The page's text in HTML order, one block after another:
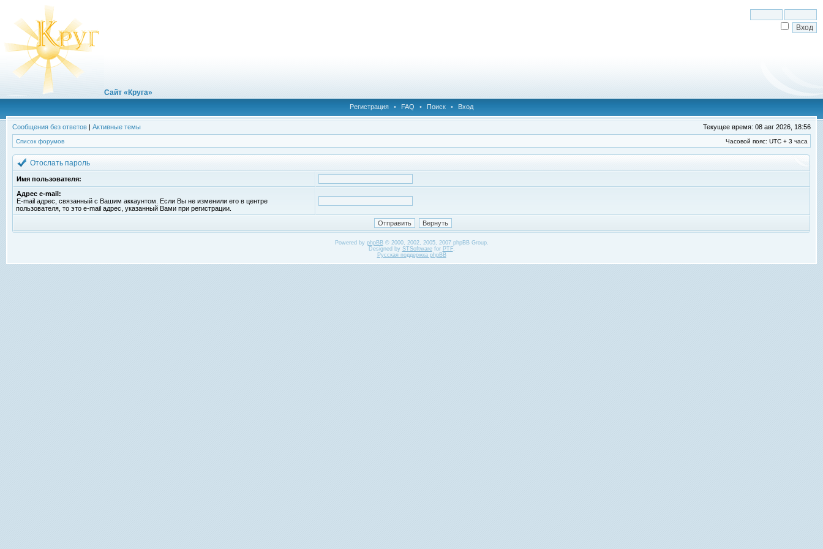
Сайт «Круга»
Регистрация • FAQ • Поиск • Вход
Сообщения без ответов | Активные темы Текущее время: 08 авг 2026, 18:56
Список форумов Часовой пояс: UTC + 3 часа
Отослать пароль
Имя пользователя:
Адрес e-mail:
E-mail адрес, связанный с Вашим аккаунтом. Если Вы не изменили его в центре
пользователя, то это e-mail адрес, указанный Вами при регистрации.
Powered by phpBB© 2000, 2002, 2005, 2007 phpBB Group.
Designed by STSoftwarefor PTF.
Русская поддержка phpBB